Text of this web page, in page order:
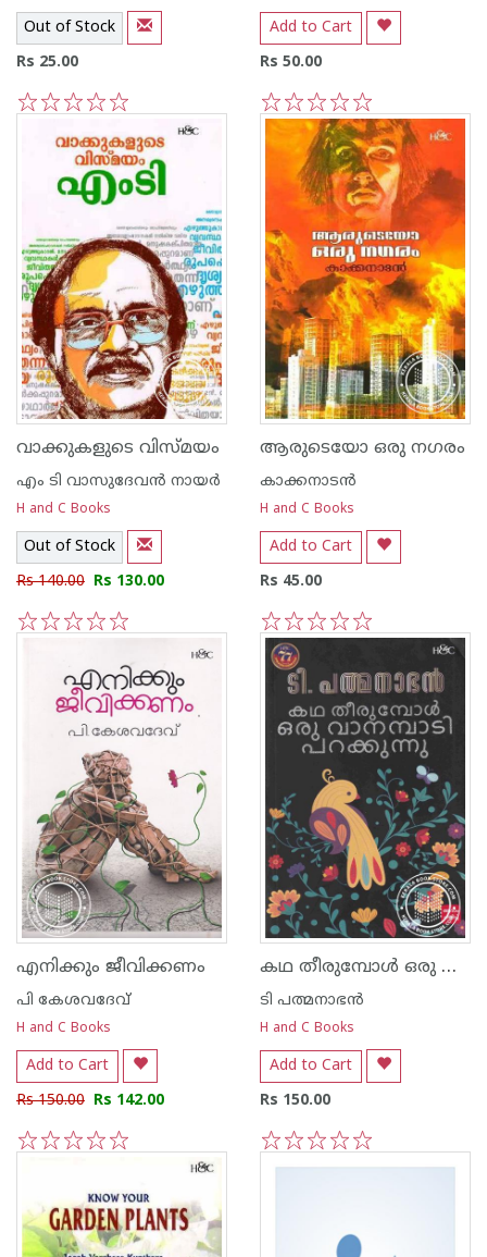
Out of Stock
Rs 25.00
Add to Cart
Rs 50.00
5
4
3
2
1
വാക്കുകളുടെ വിസ്മയം
എം ടി വാസുദേവന്‍ നായര്‍
H and C Books
Out of Stock
Rs 140.00 Rs 130.00
ആരുടെയോ ഒരു നഗരം
കാക്കനാടന്‍
H and C Books
Add to Cart
Rs 45.00
5
4
3
2
1
എനിക്കും ജീവിക്കണം
പി കേശവദേവ്‌
H and C Books
Add to Cart
Rs 150.00 Rs 142.00
കഥ തീരുമ്പോള്‍ ഒരു വാനമ്പാടി പറക്കുന്നു
ടി പത്മനാഭന്‍
H and C Books
Add to Cart
Rs 150.00